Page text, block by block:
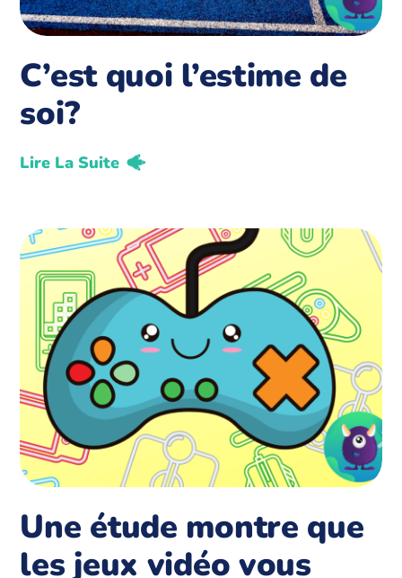
C’est quoi l’estime de
soi?
Lire La Suite
Une étude montre que
les jeux vidéo vous